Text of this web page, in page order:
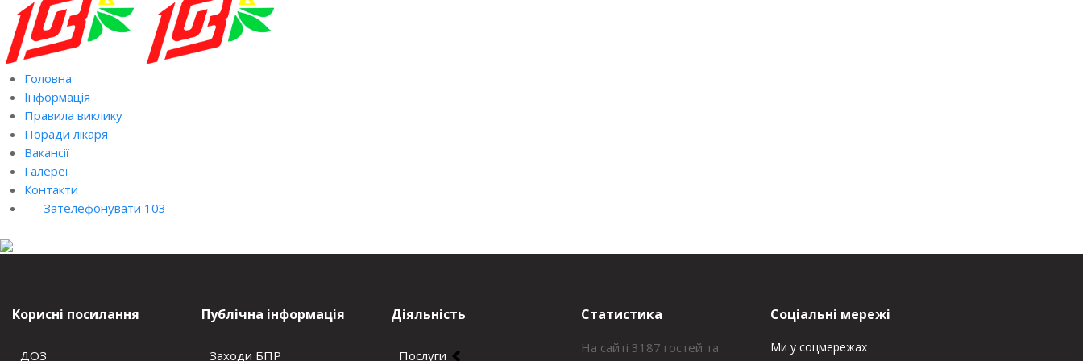
Головна
Інформація
Правила виклику
Поради лікаря
Вакансії
Галереї
Контакти
Зателефонувати 103
Корисні посилання
ДОЗ
Публічна інформація
Заходи БПР
Діяльність
Послуги
Статистика
На сайті 3187 гостей та
Соціальні мережі
Ми у соцмережах